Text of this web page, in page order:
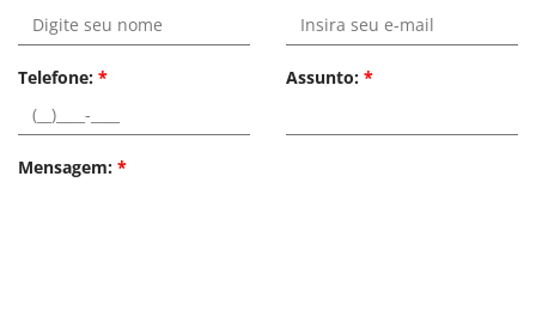
Telefone: * Assunto: *
Mensagem: *